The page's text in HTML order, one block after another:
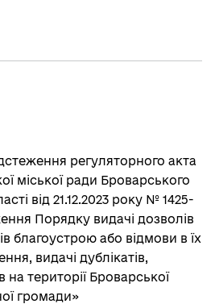
регуляторного акта
міської ради Броварського
від 21.12.2023 року № 1425-
Порядку видачі дозволів
благоустрою або відмови в їх
видачі дублікатів,
території Броварської
громади»